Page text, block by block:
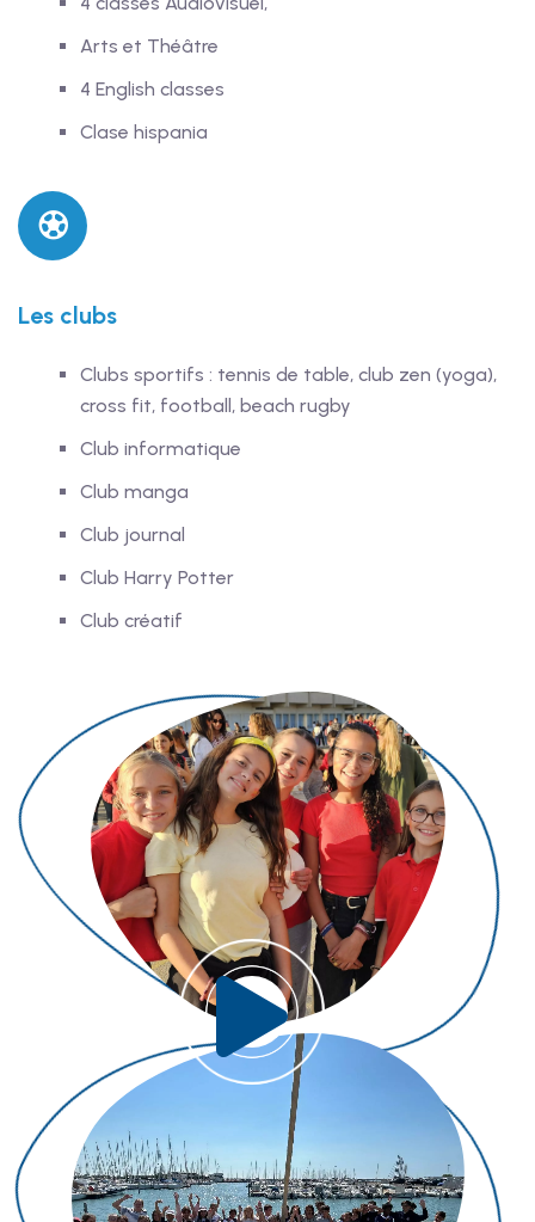
Arts et Théâtre
4 English classes
Clase hispania
Les clubs
Clubs sportifs : tennis de table, club zen (yoga),
cross fit, football, beach rugby
Club informatique
Club manga
Club journal
Club Harry Potter
Club créatif